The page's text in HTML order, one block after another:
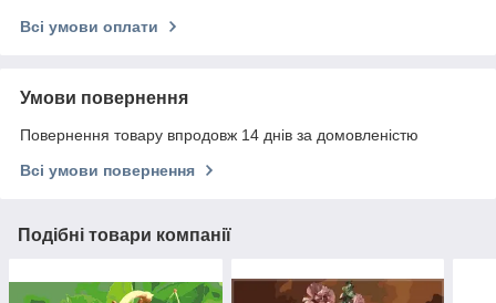
Всі умови оплати
Умови повернення
Повернення товару впродовж 14 днів за домовленістю
Всі умови повернення
Подібні товари компанії